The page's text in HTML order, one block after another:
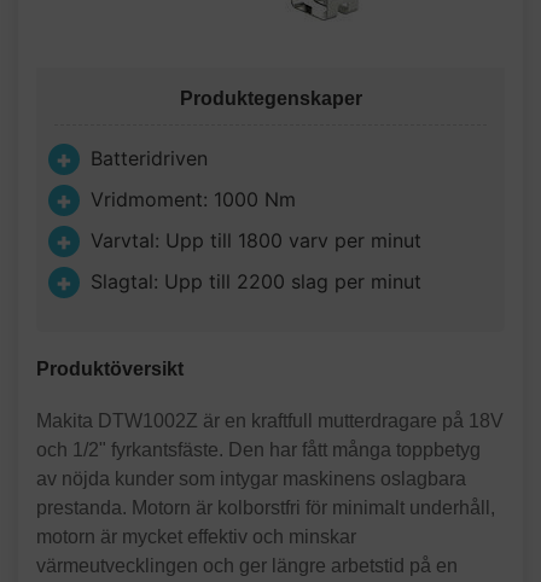
Produktegenskaper
Batteridriven
Vridmoment: 1000 Nm
Varvtal: Upp till 1800 varv per minut
Slagtal: Upp till 2200 slag per minut
Produktöversikt
Makita DTW1002Z är en kraftfull mutterdragare på 18V
och 1/2" fyrkantsfäste. Den har fått många toppbetyg
av nöjda kunder som intygar maskinens oslagbara
prestanda. Motorn är kolborstfri för minimalt underhåll,
motorn är mycket effektiv och minskar
värmeutvecklingen och ger längre arbetstid på en